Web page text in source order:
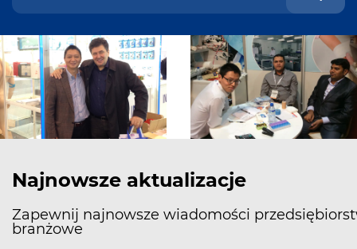
Najnowsze aktualizacje
Zapewnij najnowsze wiadomości
branżowe